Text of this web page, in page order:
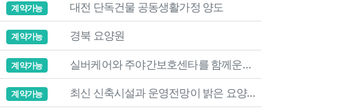
계약가능
대전 단독건물 공동생활가정 양도
계약가능
경북 요양원
계약가능
실버케어와 주야간보호센타를 함께운영하는 실속있는 시설입니다
계약가능
최신 신축시설과 운영전망이 밝은 요양원과 주야간보호센타를 양도 합니다